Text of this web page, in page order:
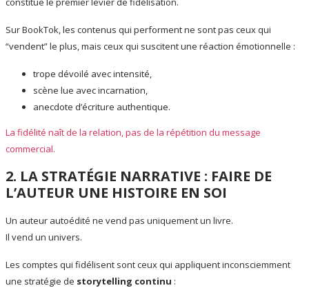
Sur BookTok, les contenus qui performent ne sont pas ceux qui
“vendent” le plus, mais ceux qui suscitent une réaction émotionnelle :
trope dévoilé avec intensité,
scène lue avec incarnation,
anecdote d’écriture authentique.
La fidélité naît de la relation, pas de la répétition du message
commercial.
2. LA STRATÉGIE NARRATIVE : FAIRE DE
L’AUTEUR UNE HISTOIRE EN SOI
Un auteur autoédité ne vend pas uniquement un livre.
Il vend un univers.
Les comptes qui fidélisent sont ceux qui appliquent inconsciemment
une stratégie de storytelling continu :